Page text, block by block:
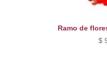
Ramo de
$